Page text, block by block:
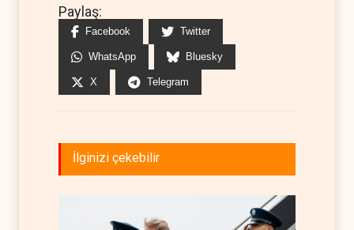
Paylaş:
Facebook Twitter
WhatsApp Bluesky
X Telegram
İlginizi çekebilir